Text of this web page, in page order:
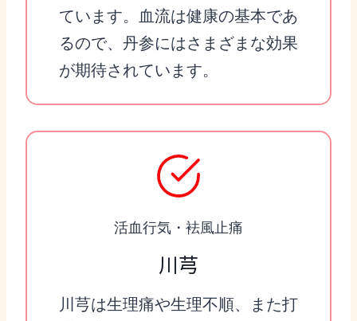
ています。血流は健康の基本であ
るので、丹参にはさまざまな効果
が期待されています。
活血行気・袪風止痛
川芎
川芎は生理痛や生理不順、また打